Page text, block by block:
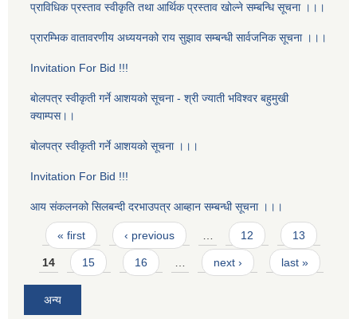
प्राविधिक प्रस्ताव स्वीकृति तथा आर्थिक प्रस्ताव खोल्ने सम्बन्धि सूचना ।।।
प्रारम्भिक वातावरणीय अध्ययनको राय सुझाव सम्बन्धी सार्वजनिक सूचना ।।।
Invitation For Bid !!!
बाेलपत्र स्वीकृती गर्ने आशयको सूचना - श्री ज्याती भविश्वर बहुमुखी
क्याम्पस।।
बाेलपत्र स्वीकृती गर्ने आशयको सूचना ।।।
Invitation For Bid !!!
आय संकलनको सिलबन्दी दरभाउपत्र आब्हान सम्बन्धी सूचना ।।।
Pages
« first ‹ previous … 12 13
14 15 16 … next › last »
अन्य